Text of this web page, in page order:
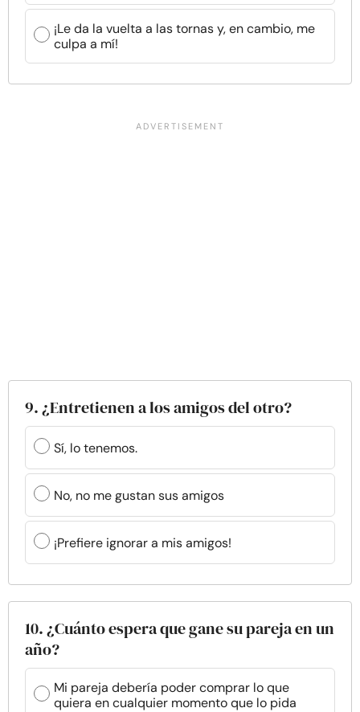
¡Le da la vuelta a las tornas y, en cambio, me
culpa a mí!
9. ¿Entretienen a los amigos del otro?
Sí, lo tenemos.
No, no me gustan sus amigos
¡Prefiere ignorar a mis amigos!
10. ¿Cuánto espera que gane su pareja en un
año?
Mi pareja debería poder comprar lo que
quiera en cualquier momento que lo pida